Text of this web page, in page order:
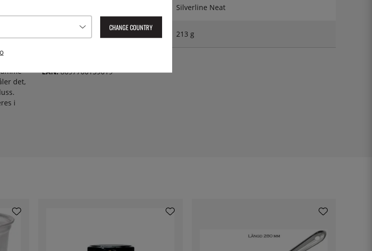
som
det,
i
Silverline Neat
213 g
EAN:8697700159019
CHANGE COUNTRY